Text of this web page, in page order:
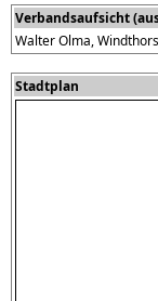
Verbandsaufsicht
Walter Olma,
Stadtplan